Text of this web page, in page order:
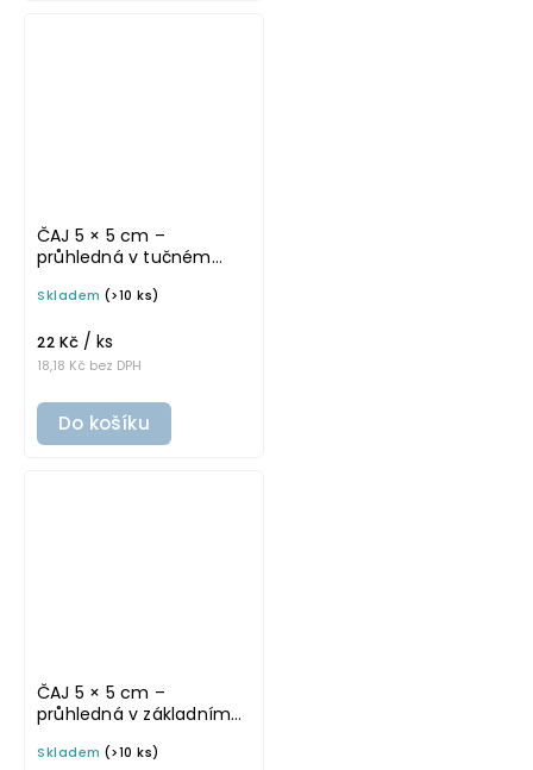
ČAJ 5 × 5 cm –
průhledná v tučném
samolepka na
Skladem (>10 ks)
18,18 Kč bez DPH
22 Kč / ks
Do košíku
ČAJ 5 × 5 cm –
průhledná v základním
samolepka na
Skladem (>10 ks)